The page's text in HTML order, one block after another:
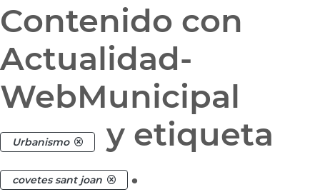
Contenido con
Actualidad-
WebMunicipal
Urbanismo y etiqueta
covetes sant joan .